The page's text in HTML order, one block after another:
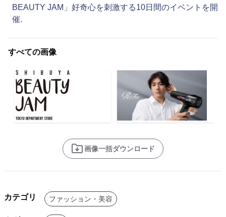
BEAUTY JAM」好奇心を刺激する10日間のイベントを開
催.
すべての画像
画像一括ダウンロード
カテゴリ ファッション・美容